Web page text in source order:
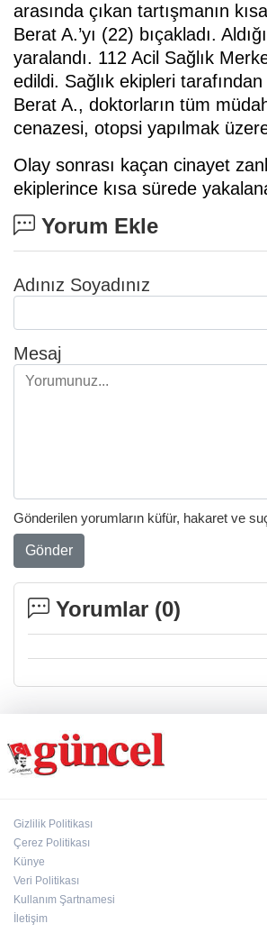
arasında çıkan tartışmanın
Berat A.’yı (22) bıçakladı.
yaralandı. 112 Acil Sağlık
edildi. Sağlık ekipleri
Berat A., doktorların tüm
cenazesi, otopsi yapılmak
Olay sonrası kaçan cinayet
ekiplerince kısa sürede
Yorum Ekle
Adınız Soyadınız
Mesaj
Gönderilen yorumların küfür, hakaret ve
Gönder
Yorumlar (0)
Gizlilik Politikası
Çerez Politikası
Künye
Veri Politikası
Kullanım Şartnamesi
İletişim